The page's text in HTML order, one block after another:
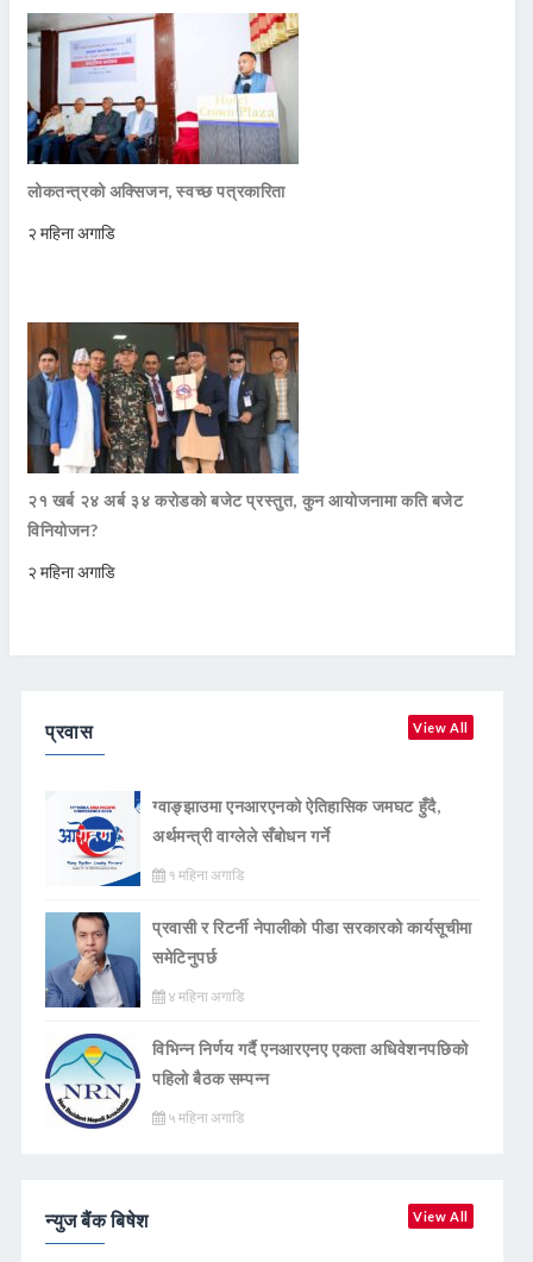
लोकतन्त्रको अक्सिजन, स्वच्छ पत्रकारिता
२ महिना अगाडि
२१ खर्ब २४ अर्ब ३४ करोडको बजेट प्रस्तुत, कुन आयोजनामा कति बजेट
विनियोजन?
२ महिना अगाडि
प्रवास View All
ग्वाङ्झाउमा एनआरएनको ऐतिहासिक जमघट हुँदै,
अर्थमन्त्री वाग्लेले सँबोधन गर्ने
१ महिना अगाडि
प्रवासी र रिटर्नी नेपालीको पीडा सरकारको कार्यसूचीमा
समेटिनुपर्छ
४ महिना अगाडि
विभिन्न निर्णय गर्दै एनआरएनए एकता अधिवेशनपछिको
पहिलो बैठक सम्पन्न
५ महिना अगाडि
न्युज बैंक बिषेश View All